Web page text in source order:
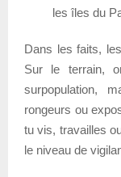
les îles du
Dans les faits,
Sur le terrain,
surpopulation,
rongeurs ou
tu vis, travailles
le niveau de